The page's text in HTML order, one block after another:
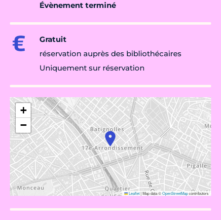
Évènement terminé
Gratuit
réservation auprès des bibliothécaires
Uniquement sur réservation
+
−
Leaflet|Map data ©OpenStreetMapcontributors